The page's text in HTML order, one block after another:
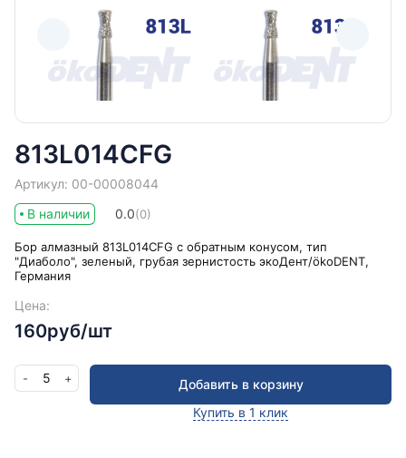
813L014CFG
Артикул: 00-00008044
В наличии
0.0(0)
Бор алмазный 813L014CFG с обратным конусом, тип
"Диаболо", зеленый, грубая зернистость экоДент/ökoDENT,
Германия
Цена:
160руб/шт
- 5 +
Добавить в корзину
Купить в 1 клик